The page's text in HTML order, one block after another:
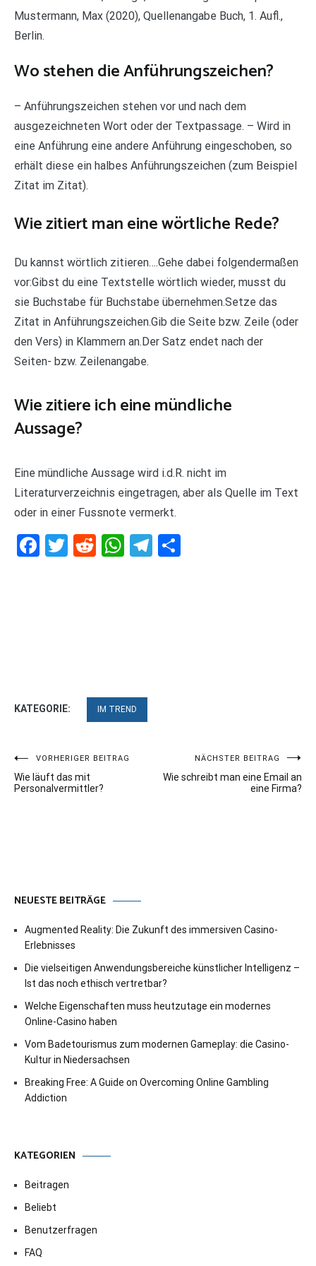
Mustermann, Max (2020), Quellenangabe Buch, 1. Aufl.,
Berlin.
Wo stehen die Anführungszeichen?
– Anführungszeichen stehen vor und nach dem
ausgezeichneten Wort oder der Textpassage. – Wird in
eine Anführung eine andere Anführung eingeschoben, so
erhält diese ein halbes Anführungszeichen (zum Beispiel
Zitat im Zitat).
Wie zitiert man eine wörtliche Rede?
Du kannst wörtlich zitieren….Gehe dabei folgendermaßen
vor:Gibst du eine Textstelle wörtlich wieder, musst du
sie Buchstabe für Buchstabe übernehmen.Setze das
Zitat in Anführungszeichen.Gib die Seite bzw. Zeile (oder
den Vers) in Klammern an.Der Satz endet nach der
Seiten- bzw. Zeilenangabe.
Wie zitiere ich eine mündliche
Aussage?
Eine mündliche Aussage wird i.d.R. nicht im
Literaturverzeichnis eingetragen, aber als Quelle im Text
oder in einer Fussnote vermerkt.
Facebook
Twitter
RedditWhatsApp
Telegram
KATEGORIE: IM TREND
Beitragsnavigation
VORHERIGER BEITRAG
Wie läuft das mit
Personalvermittler?
NÄCHSTER BEITRAG
Wie schreibt man eine Email an
eine Firma?
NEUESTE BEITRÄGE
Augmented Reality: Die Zukunft des immersiven Casino-
Erlebnisses
Die vielseitigen Anwendungsbereiche künstlicher Intelligenz –
Ist das noch ethisch vertretbar?
Welche Eigenschaften muss heutzutage ein modernes
Online-Casino haben
Vom Badetourismus zum modernen Gameplay: die Casino-
Kultur in Niedersachsen
Breaking Free: A Guide on Overcoming Online Gambling
Addiction
KATEGORIEN
Beitragen
Beliebt
Benutzerfragen
FAQ